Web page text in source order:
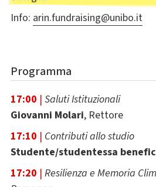
Info: arin.fundraising@unibo.it
Programma
17:00 | Saluti Istituzionali
Giovanni Molari, Rettore
17:10 | Contributi allo studio
Studente/studentessa
17:20 | Resilienza e Memoria